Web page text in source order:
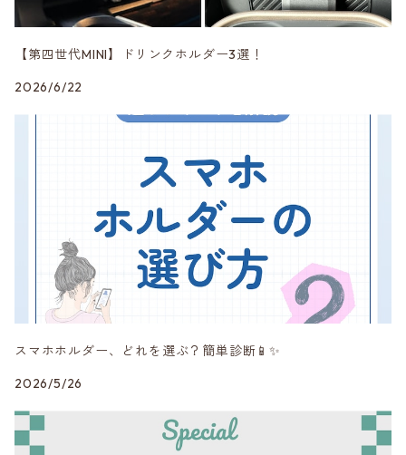
DuelL AG
Peak Design
RAYS
Studie AG
【第四世代MINI】ドリンクホルダー3選！
2026/6/22
スマホホルダー、どれを選ぶ？簡単診断📱✨
2026/5/26